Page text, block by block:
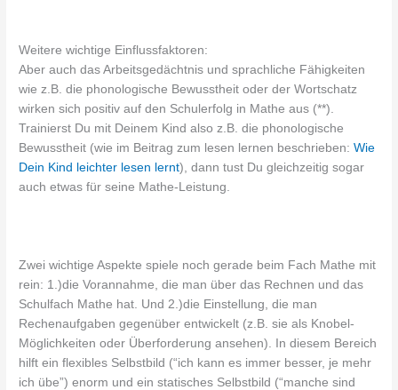
Weitere wichtige Einflussfaktoren:
Aber auch das Arbeitsgedächtnis und sprachliche Fähigkeiten
wie z.B. die phonologische Bewusstheit oder der Wortschatz
wirken sich positiv auf den Schulerfolg in Mathe aus (**).
Trainierst Du mit Deinem Kind also z.B. die phonologische
Bewusstheit (wie im Beitrag zum lesen lernen beschrieben:Wie
Dein Kind leichter lesen lernt), dann tust Du gleichzeitig sogar
auch etwas für seine Mathe-Leistung.
Zwei wichtige Aspekte spiele noch gerade beim Fach Mathe mit
rein: 1.)die Vorannahme, die man über das Rechnen und das
Schulfach Mathe hat. Und 2.)die Einstellung, die man
Rechenaufgaben gegenüber entwickelt (z.B. sie als Knobel-
Möglichkeiten oder Überforderung ansehen). In diesem Bereich
hilft ein flexibles Selbstbild (“ich kann es immer besser, je mehr
ich übe”) enorm und ein statisches Selbstbild (“manche sind